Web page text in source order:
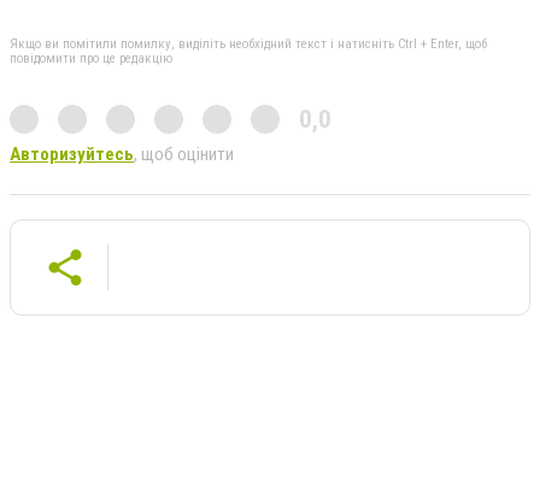
Якщо ви помітили помилку, виділіть необхідний текст і натисніть Ctrl + Enter, щоб
повідомити про це редакцію
0,0
Авторизуйтесь, щоб оцінити